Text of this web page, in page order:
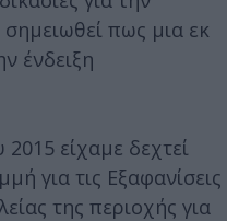
πως μια εκ
ένδειξη
είχαμε δεχτεί
για τις Εξαφανίσεις
της περιοχής για